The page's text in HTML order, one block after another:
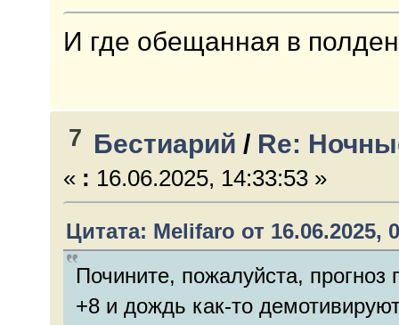
И где обещанная в
7 Бестиарий / Re:
« : 16.06.2025, 14:33:53 »
Цитата: Melifaro от 16.06.2025,
Почините, пожалуйста, прогноз
+8 и дождь как-то